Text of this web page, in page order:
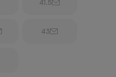
41.5
43